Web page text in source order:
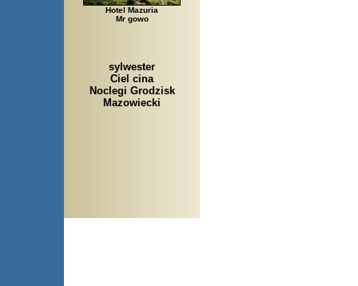
Hotel Mazuria
Mr gowo
sylwester
Ciel cina
Noclegi Grodzisk
Mazowiecki